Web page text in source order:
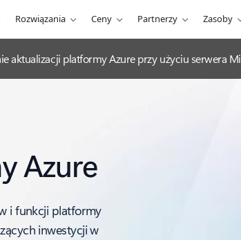
Rozwiązania Ceny Partnerzy Zasoby
aktualizacji platformy Azure przy użyciu serwera
Azure
i funkcji platformy
inwestycji w